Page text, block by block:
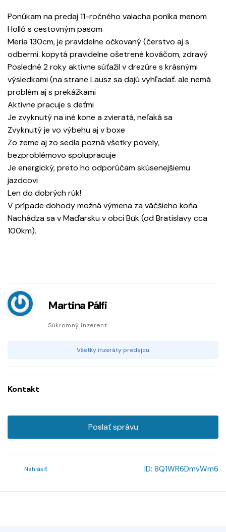
Ponúkam na predaj 11-ročného valacha poníka menom
Holló s cestovným pasom
Meria 130cm, je pravidelne očkovaný (čerstvo aj s
odbermi. kopytá pravidelne ošetrené kováčom, zdravý
Posledné 2 roky aktívne súťažil v drezúre s krásnými
výsledkami (na strane Lausz sa dajú vyhľadať. ale nemá
problém aj s prekážkami
Aktívne pracuje s deťmi
Je zvyknutý na iné kone a zvieratá, neľaká sa
Zvyknutý je vo výbehu aj v boxe
Zo zeme aj zo sedla pozná všetky povely,
bezproblémovo spolupracuje
Je energický, preto ho odporúčam skúsenejšiemu
jazdcovi
Len do dobrých rúk!
V prípade dohody možná výmena za väčšieho koňa.
Nachádza sa v Maďarsku v obci Bük (od Bratislavy cca
100km).
Martina Pálfi
Súkromný inzerent
Všetky inzeráty predajcu
Kontakt
Poslať správu
Nahlásiť ID: 8Q1WR6DmvWm6